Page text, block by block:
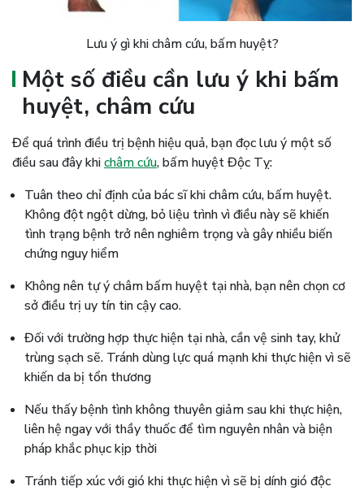
Lưu ý gì khi châm cứu, bấm huyệt?
Một số điều cần lưu ý khi bấm
huyệt, châm cứu
Để quá trình điều trị bệnh hiệu quả, bạn đọc lưu ý một số
điều sau đây khichâm cứu, bấm huyệt Độc Tỵ:
Tuân theo chỉ định của bác sĩ khi châm cứu, bấm huyệt.
Không đột ngột dừng, bỏ liệu trình vì điều này sẽ khiến
tình trạng bệnh trở nên nghiêm trọng và gây nhiều biến
chứng nguy hiểm
Không nên tự ý châm bấm huyệt tại nhà, bạn nên chọn cơ
sở điều trị uy tín tin cậy cao.
Đối với trường hợp thực hiện tại nhà, cần vệ sinh tay, khử
trùng sạch sẽ. Tránh dùng lực quá mạnh khi thực hiện vì sẽ
khiến da bị tổn thương
Nếu thấy bệnh tình không thuyên giảm sau khi thực hiện,
liên hệ ngay với thầy thuốc để tìm nguyên nhân và biện
pháp khắc phục kịp thời
Tránh tiếp xúc với gió khi thực hiện vì sẽ bị dính gió độc